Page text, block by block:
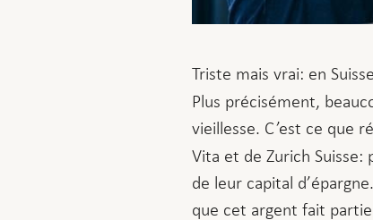
Triste mais vrai: en
Plus précisément,
vieillesse. C’est ce que
Vita et de Zurich Suisse:
de leur capital
que cet argent fait